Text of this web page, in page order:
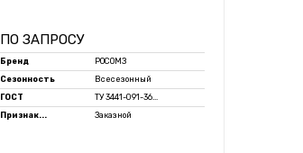
ПО ЗАПРОСУ
Бренд
РОСОМЗ
Сезонность
Всесезонный
ГОСТ
ТУ 3441-091-36...
Признак...
Заказной